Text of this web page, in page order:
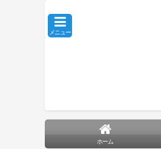
メニュー
ホーム